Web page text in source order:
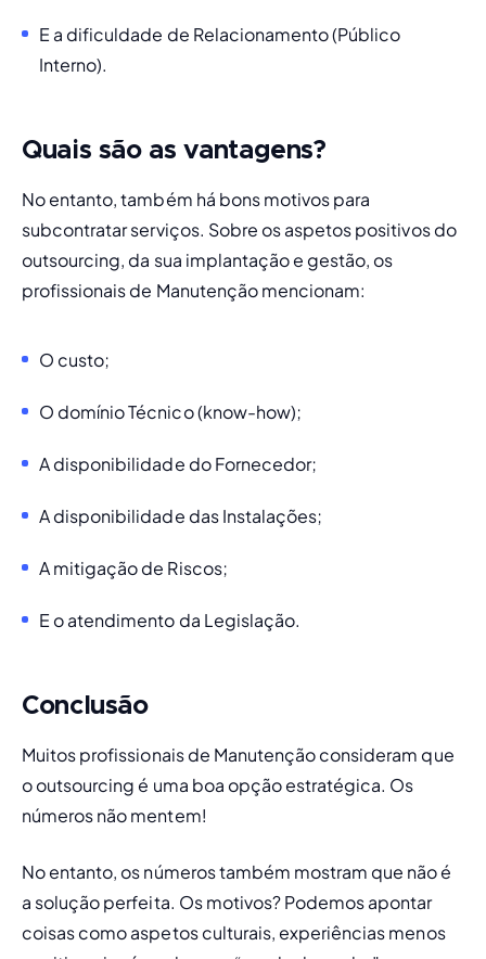
E a dificuldade de Relacionamento (Público
Interno).
Quais são as vantagens?
No entanto, também há bons motivos para
subcontratar serviços. Sobre os aspetos positivos do
outsourcing, da sua implantação e gestão, os
profissionais de Manutenção mencionam:
O custo;
O domínio Técnico (know-how);
A disponibilidade do Fornecedor;
A disponibilidade das Instalações;
A mitigação de Riscos;
E o atendimento da Legislação.
Conclusão
Muitos profissionais de Manutenção consideram que
o outsourcing é uma boa opção estratégica. Os
números não mentem!
No entanto, os números também mostram que não é
a solução perfeita. Os motivos? Podemos apontar
coisas como aspetos culturais, experiências menos